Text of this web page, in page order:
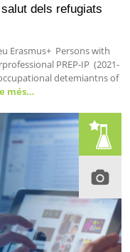
dels refugiats
Erasmus+ Persons with
PREP-IP (2021-
detemiantns of
més…